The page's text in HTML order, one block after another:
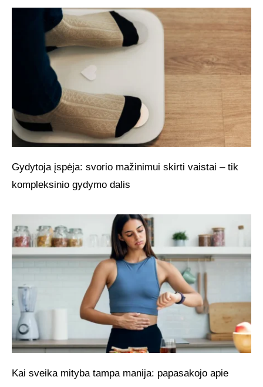
Gydytoja įspėja: svorio mažinimui skirti vaistai – tik
kompleksinio gydymo dalis
Kai sveika mityba tampa manija: papasakojo apie